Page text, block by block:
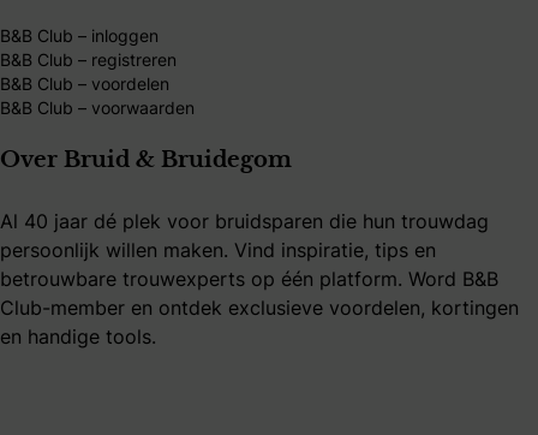
B&B Club – inloggen
B&B Club – registreren
B&B Club – voordelen
B&B Club – voorwaarden
Over Bruid & Bruidegom
Al 40 jaar dé plek voor bruidsparen die hun trouwdag
persoonlijk willen maken. Vind inspiratie, tips en
betrouwbare trouwexperts op één platform. Word B&B
Club-member en ontdek exclusieve voordelen, kortingen
en handige tools.